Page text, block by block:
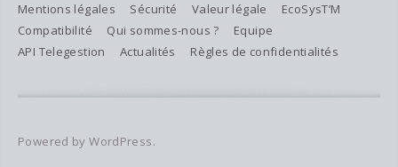
Mentions légales
Sécurité Valeur légale
EcoSysT’M
Compatibilité
Qui sommes-nous ?
Equipe
API Telegestion
Actualités Règles de confidentialités
Powered by WordPress.